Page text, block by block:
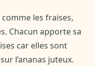
les fraises,
Chacun apporte sa
car elles sont
l’ananas juteux.